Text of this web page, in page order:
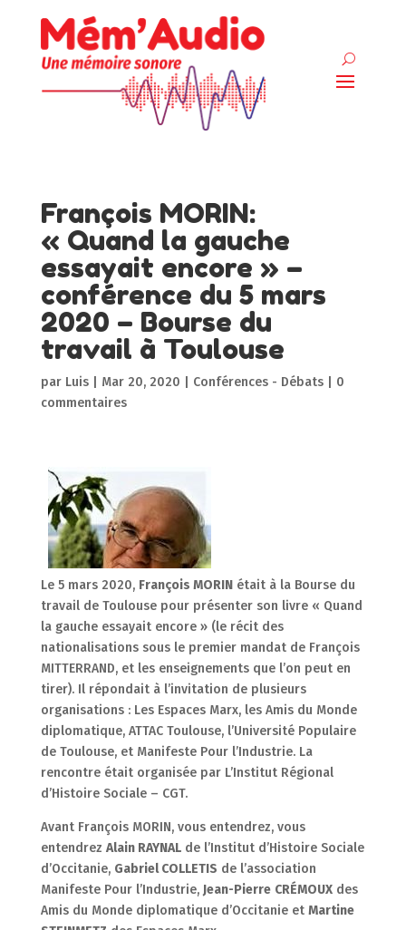
François MORIN:
« Quand la gauche
essayait encore » –
conférence du 5 mars
2020 – Bourse du
travail à Toulouse
par Luis| Mar 20, 2020 Conférences - Débats| 0
commentaires
Le 5 mars 2020, François MORINétait à la Bourse du
travail de Toulouse pour présenter son livre « Quand
la gauche essayait encore » (le récit des
nationalisations sous le premier mandat de François
MITTERRAND, et les enseignements que l’on peut en
tirer). Il répondait à l’invitation de plusieurs
organisations : Les Espaces Marx, les Amis du Monde
diplomatique, ATTAC Toulouse, l’Université Populaire
de Toulouse, et Manifeste Pour l’Industrie. La
rencontre était organisée par L’Institut Régional
d’Histoire Sociale – CGT.
Avant François MORIN, vous entendrez, vous
entendrez Alain RAYNALde l’Institut d’Histoire Sociale
d’Occitanie, Gabriel COLLETIS de l’association
Manifeste Pour l’Industrie, Jean-Pierre CRÉMOUXdes
Amis du Monde diplomatique d’Occitanie et Martine